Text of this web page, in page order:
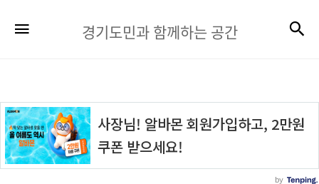
기
과
함
께
경기도민과 함께하는 공간